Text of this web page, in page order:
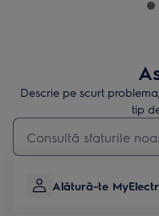
Descrie pe scurt
tip
Type to search for support
Alătură-te